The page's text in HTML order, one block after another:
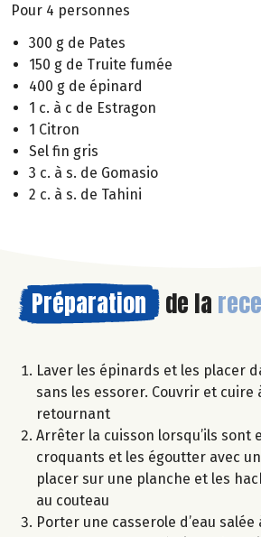
Pour 4 personnes
300 g de Pates
150 g de Truite fumée
400 g de épinard
1 c. à c de Estragon
1 Citron
Sel fin gris
3 c. à s. de Gomasio
2 c. à s. de Tahini
Préparation de la
Laver les épinards et les placer
sans les essorer. Couvrir et cuire
retournant
Arrêter la cuisson lorsqu’ils sont
croquants et les égoutter avec
placer sur une planche et les
au couteau
Porter une casserole d’eau